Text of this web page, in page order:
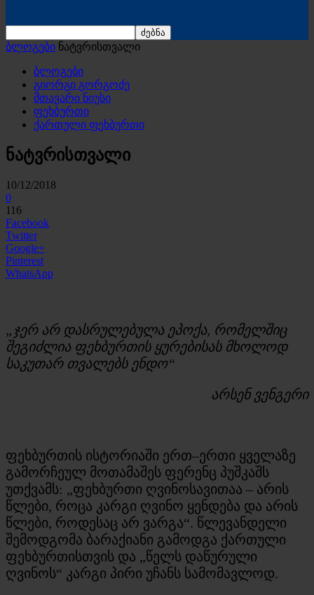
ბლოგები ნატვრისთვალი
ბლოგები
გიორგი გორგოძე
მთავარი ნიუსი
ფეხბურთი
ქართული ფეხბურთი
ნატვრისთვალი
10/12/2018
0
116
Facebook
Twitter
Google+
Pinterest
WhatsApp
„ჯერ არ დასრულებულა ეპოქა, რომელშიც
შეგიძლია ფეხბურთის ყურებისას მხოლოდ
საკუთარ თვალებს ენდო“
არსენ ვენგერი
ფეხბურთის ისტორიაში ერთ–ერთი ყველაზე
გამორჩეულ მოთამაშეს ფერენც პუშკაშს
უთქვამს: „ფეხბურთი ღვინოსავითაა – არის
წლები, როცა კარგი ღვინო ყენდება და არის
წლები, როდესაც არ ვარგა“. წლევანდელი
შემოდგომა ბარაქიანი გამოდგა ქართული
ფეხბურთისთვის და „წელს დაწურული
ღვინოს“ კარგი პირი უჩანს სამომავლოდ.